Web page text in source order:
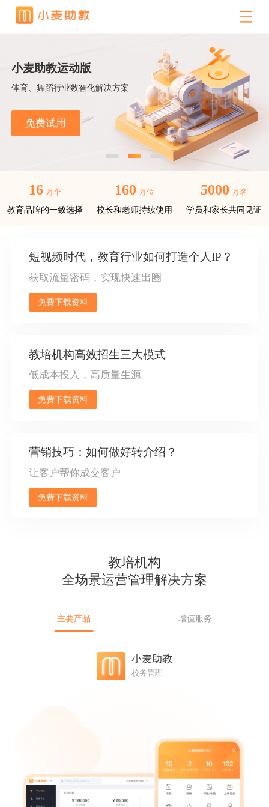
小麦助教运动版
体育、舞蹈行业数智化解决方案
免费试用
16 万个
教育品牌的一致选择
160 万位
校长和老师持续使用
5000 万名
学员和家长共同见证
短视频时代，教育行业如何打造个人IP？
获取流量密码，实现快速出圈
免费下载资料
教培机构高效招生三大模式
低成本投入，高质量生源
免费下载资料
营销技巧：如何做好转介绍？
让客户帮你成交客户
免费下载资料
教培机构
全场景运营管理解决方案
主要产品 增值服务
小麦助教
校务管理